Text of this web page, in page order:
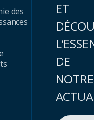
des
ET
DE
NOTRE